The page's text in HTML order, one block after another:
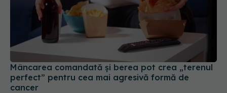
Mâncarea comandată și berea pot crea „terenul
perfect” pentru cea mai agresivă formă de
cancer